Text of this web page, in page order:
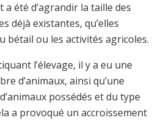
a été d’agrandir la taille des
déjà existantes, qu’elles
bétail ou les activités agricoles.
l’élevage, il y a eu une
d’animaux, ainsi qu’une
possédés et du type
a provoqué un accroissement